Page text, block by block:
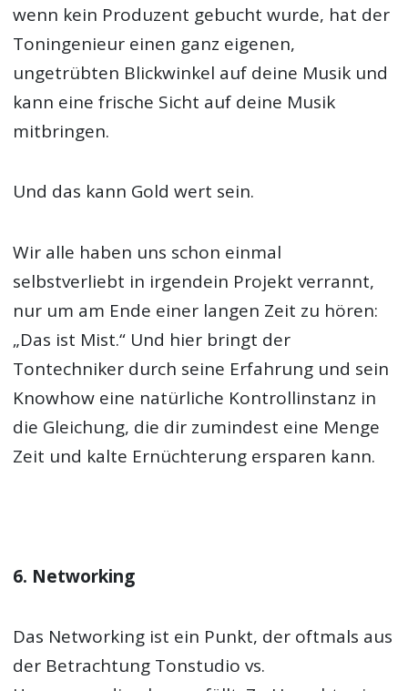
wenn kein Produzent gebucht wurde, hat der
Toningenieur einen ganz eigenen,
ungetrübten Blickwinkel auf deine Musik und
kann eine frische Sicht auf deine Musik
mitbringen.
Und das kann Gold wert sein.
Wir alle haben uns schon einmal
selbstverliebt in irgendein Projekt verrannt,
nur um am Ende einer langen Zeit zu hören:
„Das ist Mist.“ Und hier bringt der
Tontechniker durch seine Erfahrung und sein
Knowhow eine natürliche Kontrollinstanz in
die Gleichung, die dir zumindest eine Menge
Zeit und kalte Ernüchterung ersparen kann.
6. Networking
Das Networking ist ein Punkt, der oftmals aus
der Betrachtung Tonstudio vs.